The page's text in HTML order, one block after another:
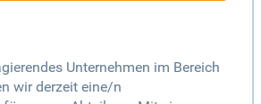
Unternehmen im Bereich
wir derzeit eine/n